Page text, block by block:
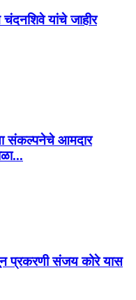
चंदनशिवे यांचे जाहीर
संकल्पनेचे आमदार
प्रकरणी संजय कोरे यास